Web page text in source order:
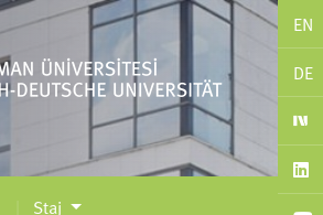
EN
DE
Staj